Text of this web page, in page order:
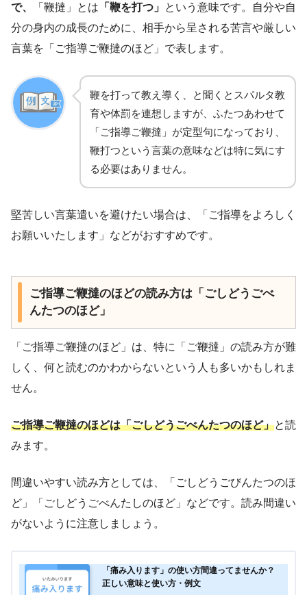
で、 「鞭撻」とは 「鞭を打つ」 という意味です。自分や自
分の身内の成長のために、相手から呈される苦言や厳しい
言葉を「ご指導ご鞭撻のほど」で表します。
鞭を打って教え導く、と聞くとスパルタ教
育や体罰を連想しますが、ふたつあわせて
「ご指導ご鞭撻」が定型句になっており、
鞭打つという言葉の意味などは特に気にす
る必要はありません。
堅苦しい言葉遣いを避けたい場合は、「ご指導をよろしく
お願いいたします」などがおすすめです。
ご指導ご鞭撻のほどの読み方は「ごしどうごべ
んたつのほど」
「ご指導ご鞭撻のほど」は、特に「ご鞭撻」の読み方が難
しく、何と読むのかわからないという人も多いかもしれま
せん。
ご指導ご鞭撻のほどは「ごしどうごべんたつのほど」と読
みます。
間違いやすい読み方としては、「ごしどうごびんたつのほ
ど」「ごしどうごべんたしのほど」などです。読み間違い
がないように注意しましょう。
「痛み入ります」の使い方間違ってませんか？
正しい意味と使い方・例文